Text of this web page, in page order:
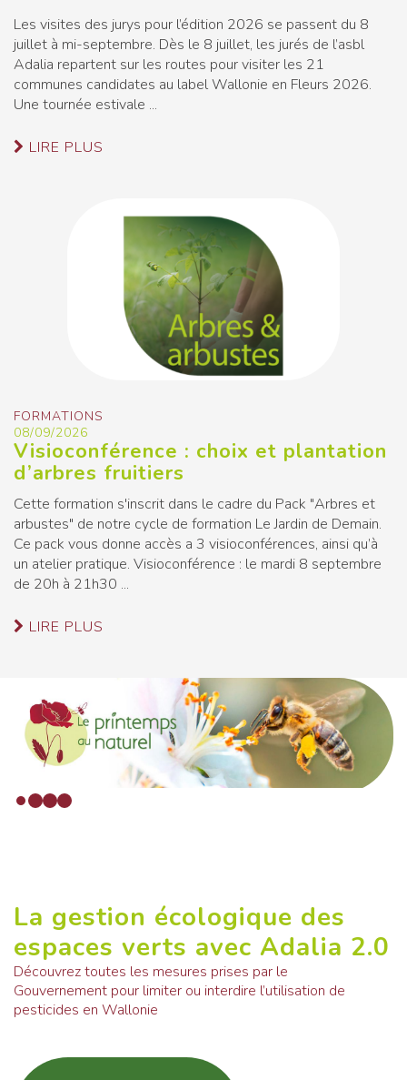
Les visites des jurys pour l’édition 2026 se passent du 8
juillet à mi-septembre. Dès le 8 juillet, les jurés de l’asbl
Adalia repartent sur les routes pour visiter les 21
communes candidates au label Wallonie en Fleurs 2026.
Une tournée estivale ...
LIRE PLUS
FORMATIONS
08/09/2026
Visioconférence : choix et plantation
d’arbres fruitiers
Cette formation s'inscrit dans le cadre du Pack "Arbres et
arbustes" de notre cycle de formation Le Jardin de Demain.
Ce pack vous donne accès a 3 visioconférences, ainsi qu’à
un atelier pratique. Visioconférence : le mardi 8 septembre
de 20h à 21h30 ...
LIRE PLUS
La gestion écologique des
espaces verts avec Adalia 2.0
Découvrez toutes les mesures prises par le
Gouvernement pour limiter ou interdire l’utilisation de
pesticides en Wallonie